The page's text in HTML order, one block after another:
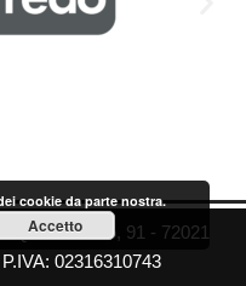
Quinto Ennio, 91 - 72021
02316310743
cookie da parte nostra.
Accetto